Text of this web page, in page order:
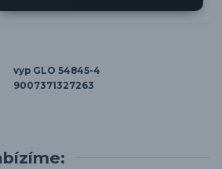
vyp GLO 54845-4
9007371327263